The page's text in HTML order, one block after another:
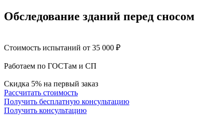
Обследование зданий перед сносом
Стоимость испытаний от 35 000 ₽
Работаем по ГОСТам и СП
Скидка 5% на первый заказ
Рассчитать стоимость
Получить бесплатную консультацию
Получить консультацию